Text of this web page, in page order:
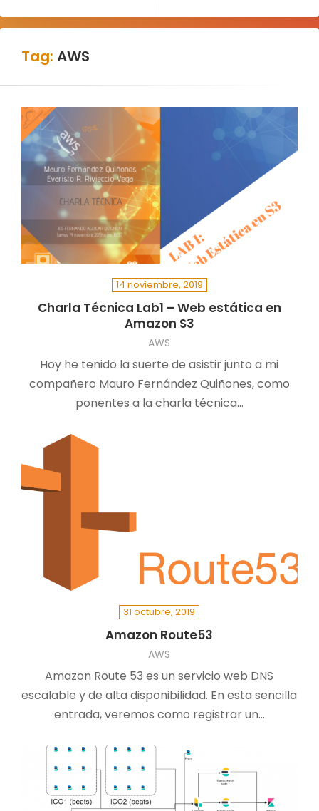
Tag: AWS
14 noviembre, 2019
Charla Técnica Lab1 – Web estática en
Amazon S3
AWS
Hoy he tenido la suerte de asistir junto a mi
compañero Mauro Fernández Quiñones, como
ponentes a la charla técnica…
31 octubre, 2019
Amazon Route53
AWS
Amazon Route 53 es un servicio web DNS
escalable y de alta disponibilidad. En esta sencilla
entrada, veremos como registrar un…